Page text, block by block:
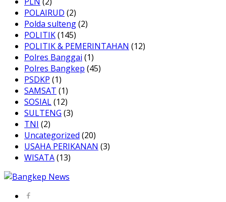
POLAIRUD (2)
Polda sulteng(2)
POLITIK(145)
POLITIK & PEMERINTAHAN (12)
Polres Banggai (1)
Polres Bangkep (45)
PSDKP (1)
SAMSAT (1)
SOSIAL(12)
SULTENG (3)
TNI (2)
Uncategorized (20)
USAHA PERIKANAN (3)
WISATA(13)